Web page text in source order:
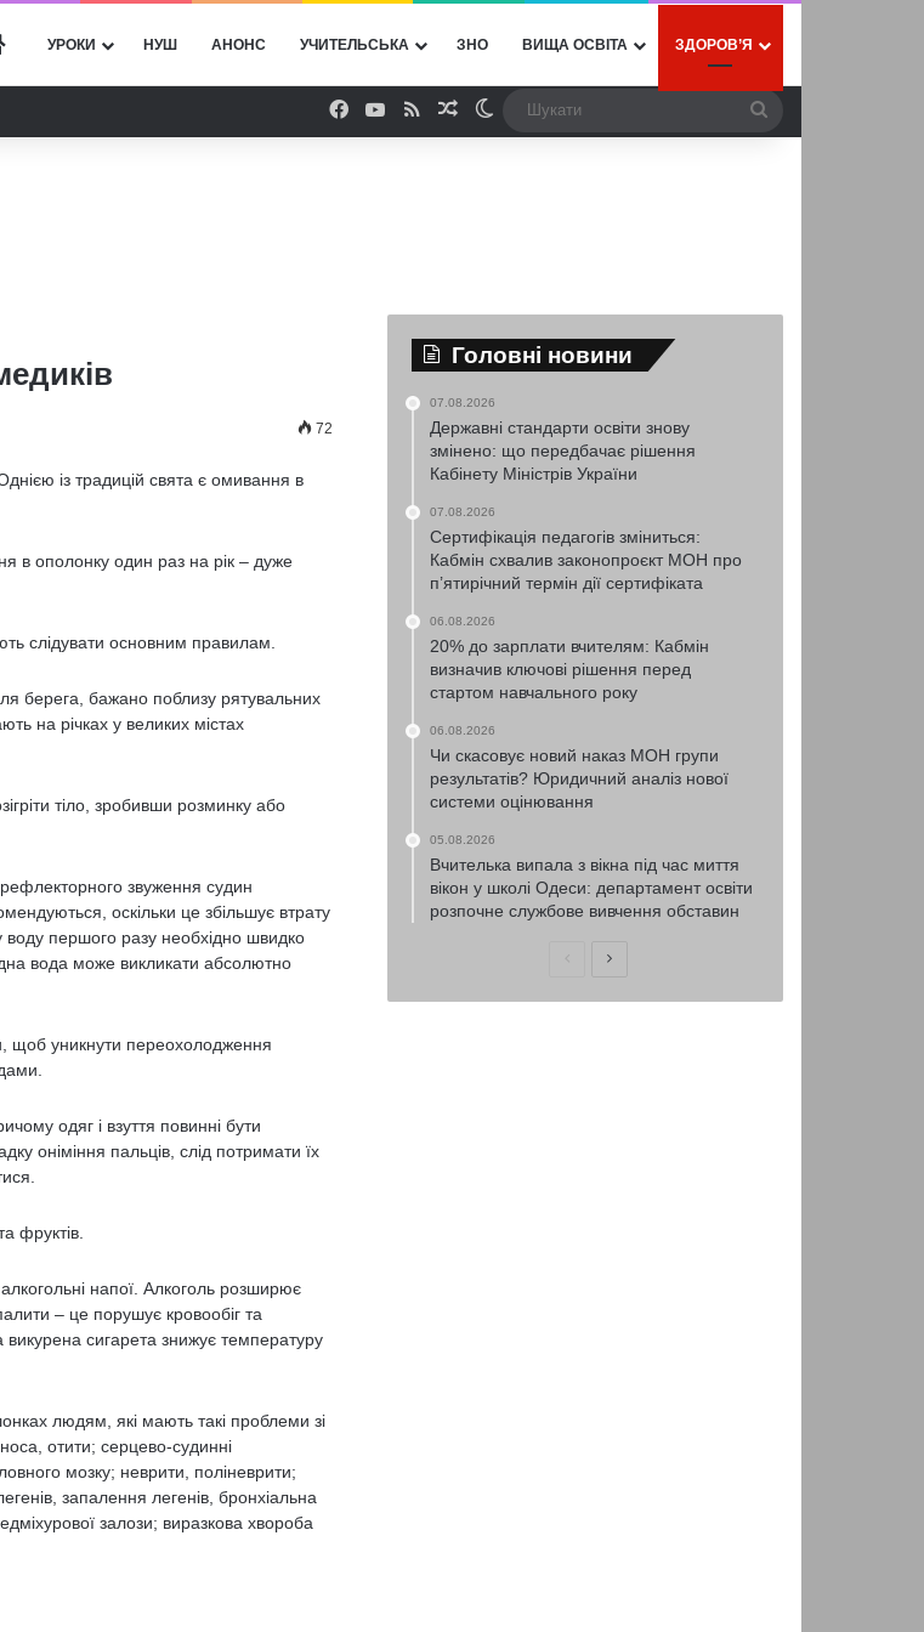
ГОЛОВНА
УРОКИ НУШ АНОНС УЧИТЕЛЬСЬКА ЗНО ВИЩА ОСВІТА ЗДОРОВ’Я
Facebook
YouTube
RSSВипадкова стаття
Switch skin
72
із традицій свята є омивання в
в ополонку один раз на рік – дуже
слідувати основним правилам.
берега, бажано поблизу рятувальних
на річках у великих містах
тіло, зробивши розминку або
звуження судин
оскільки це збільшує втрату
першого разу необхідно швидко
вода може викликати абсолютно
щоб уникнути переохолодження
одяг і взуття повинні бути
оніміння пальців, слід потримати їх
фруктів.
напої. Алкоголь розширює
– це порушує кровообіг та
сигарета знижує температуру
людям, які мають такі проблеми зі
отити; серцево-судинні
мозку; неврити, поліневрити;
запалення легенів, бронхіальна
залози; виразкова хвороба
Головні новини
07.08.2026
Державні стандарти освіти знову
змінено: що передбачає рішення
Кабінету Міністрів України
07.08.2026
Сертифікація педагогів зміниться:
Кабмін схвалив законопроєкт МОН про
п’ятирічний термін дії сертифіката
06.08.2026
20% до зарплати вчителям: Кабмін
визначив ключові рішення перед
стартом навчального року
06.08.2026
Чи скасовує новий наказ МОН групи
результатів? Юридичний аналіз нової
системи оцінювання
05.08.2026
Вчителька випала з вікна під час миття
вікон у школі Одеси: департамент освіти
розпочне службове вивчення обставин
ПопередняНаступна